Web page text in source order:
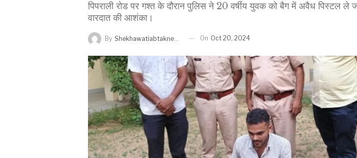
पिपराली रोड पर गश्त के दौरान पुलिस ने 20 वर्षीय युवक को बैग में अवैध पिस्टल ले
वारदात की आशंका।
By Shekhawatiabtaknews On Oct 20, 2024